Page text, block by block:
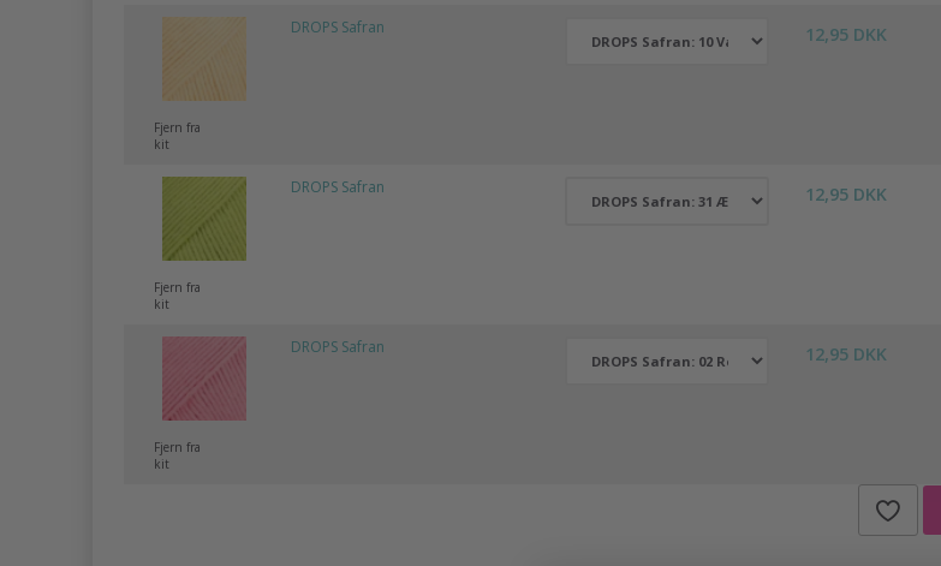
DROPS Safran 12,95 DKK
Fjern fra
kit
DROPS Safran 12,95 DKK
Fjern fra
kit
DROPS Safran 12,95 DKK
Fjern fra
kit